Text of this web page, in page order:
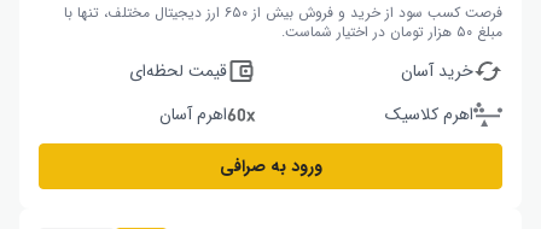
فرصت کسب سود از خرید و فروش بیش از ۶۵۰ ارز دیجیتال مختلف، تنها با
مبلغ ۵۰ هزار تومان در اختیار شماست.
خرید آسان
قیمت لحظه‌ای
اهرم کلاسیک
اهرم آسان
ورود به صرافی